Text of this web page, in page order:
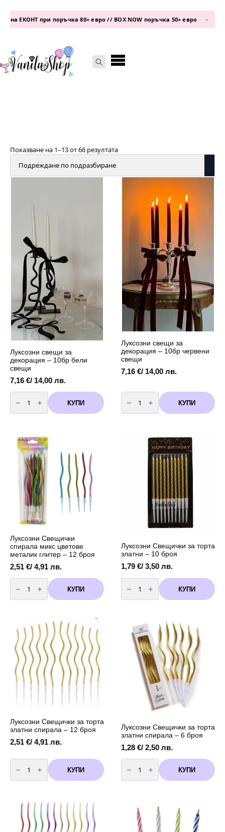
при поръчка 80+ евро // BOX NOW поръчка 50+ евро •
Показване на 1–13 от 66 резултата
Луксозни свещи за
декорация – 10бр бели
свещи
7,16 €/ 14,00 лв.
количество
за
Луксозни
свещи
10бр
бели
свещи
КУПИ
Луксозни свещи за
декорация – 10бр червени
свещи
7,16 €/ 14,00 лв.
количество
за
Луксозни
свещи
червени
КУПИ
Луксозни Свещички
спирала микс цветове
металик глитер – 12 броя
2,51 €/ 4,91 лв.
количество
за
Луксозни
Свещички
металик
глитер
12
броя
КУПИ
Луксозни Свещички за торта
златни – 10 броя
1,79 €/ 3,50 лв.
количество
за
Луксозни
Свещички
броя
КУПИ
Луксозни Свещички за торта
златни спирала – 12 броя
2,51 €/ 4,91 лв.
количество
за
Луксозни
Свещички
златни
спирала
броя
КУПИ
Луксозни Свещички за торта
златни спирала – 6 броя
1,28 €/ 2,50 лв.
количество
за
Луксозни
Свещички
спирала
КУПИ